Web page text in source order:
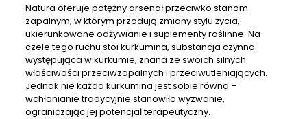
Natura oferuje potężny arsenał przeciwko stanom
zapalnym, w którym przodują zmiany stylu życia,
ukierunkowane odżywianie i suplementy roślinne. Na
czele tego ruchu stoi kurkumina, substancja czynna
występująca w kurkumie, znana ze swoich silnych
właściwości przeciwzapalnych i przeciwutleniających.
Jednak nie każda kurkumina jest sobie równa –
wchłanianie tradycyjnie stanowiło wyzwanie,
ograniczając jej potencjał terapeutyczny.